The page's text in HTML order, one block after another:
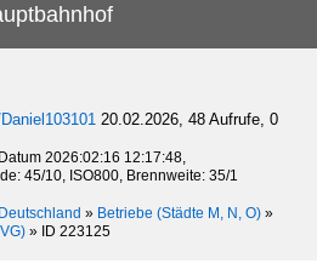
20.02.2026, 48 Aufrufe, 0
2026:02:16 12:17:48,
45/10, ISO800, Brennweite: 35/1
Deutschland » Betriebe (Städte M, N, O) »
» ID 223125